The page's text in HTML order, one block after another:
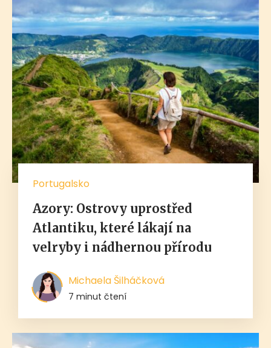
Portugalsko
Azory: Ostrovy uprostřed
Atlantiku, které lákají na
velryby i nádhernou přírodu
Michaela Šilháčková
7 minut čtení